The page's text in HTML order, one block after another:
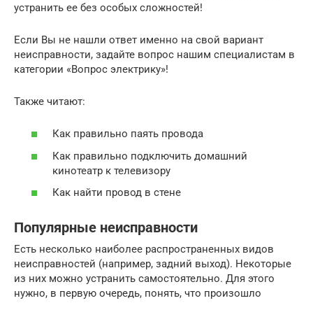
устранить ее без особых сложностей!
Если Вы не нашли ответ именно на свой вариант
неисправности, задайте вопрос нашим специалистам в
категории «Вопрос электрику»!
Также читают:
Как правильно паять провода
Как правильно подключить домашний
кинотеатр к телевизору
Как найти провод в стене
Популярные неисправности
Есть несколько наиболее распространенных видов
неисправностей (например, задний выход). Некоторые
из них можно устранить самостоятельно. Для этого
нужно, в первую очередь, понять, что произошло